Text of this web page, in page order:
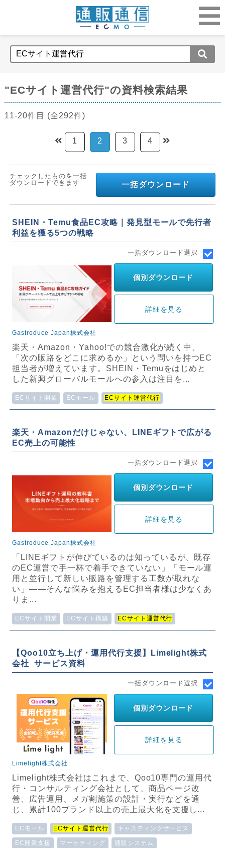
"ECサイト運営代行"の資料検索結果
11-20件目 (全292件)
1 2 3 4
一括ダウンロード
チェックしたものを一括
ダウンロードできます
SHEIN・Temu食品EC攻略｜発見型モールで先行者
利益を獲る5つの戦略
一括ダウンロード選択
個別ダウンロード
詳細を見る
Gastroduce Japan株式会社
楽天・Amazon・Yahoo!での競合激化が続く中、
「次の販路をどこに求めるか」という問いを持つEC
担当者が増えています。SHEIN・Temuをはじめと
した新興グローバルモールへの参入は注目を...
ECサイト開業 ECモール ECサイト運営代行
楽天・Amazonだけじゃない、LINEギフトで広がる
EC売上の可能性
一括ダウンロード選択
個別ダウンロード
詳細を見る
Gastroduce Japan株式会社
「LINEギフトが伸びているのは知っているが、既存
のEC運営で手一杯で着手できていない」「モール運
用と並行して新しい販路を管理する工数が取れな
い」——そんな悩みを抱えるEC担当者様は少なくあ
りま...
ECサイト開業 ECサイト構築 ECサイト運営代行
【Qoo10立ち上げ・運用代行支援】Limelight株式
会社_サービス資料
一括ダウンロード選択
個別ダウンロード
詳細を見る
Limelight株式会社
Limelight株式会社はこれまで、Qoo10専門の運用代
行・コンサルティング会社として、商品ページ改
善、広告運用、メガ割施策の設計・実行などを通
じ、累計100ブランド以上の売上最大化を支援し...
ECモール ECサイト運営代行 キャスティングサービス
EC開業支援 マーケティング 通販システム